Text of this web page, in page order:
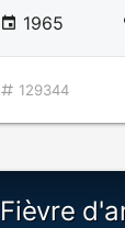
1965
129344
Fièvre